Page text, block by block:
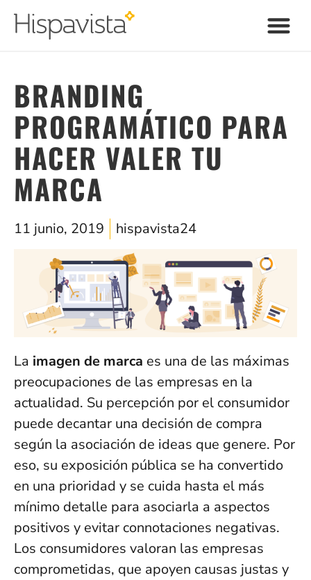
BRANDING
PROGRAMÁTICO PARA
HACER VALER TU
MARCA
11 junio, 2019 hispavista24
La imagen de marca es una de las máximas
preocupaciones de las empresas en la
actualidad. Su percepción por el consumidor
puede decantar una decisión de compra
según la asociación de ideas que genere. Por
eso, su exposición pública se ha convertido
en una prioridad y se cuida hasta el más
mínimo detalle para asociarla a aspectos
positivos y evitar connotaciones negativas.
Los consumidores valoran las empresas
comprometidas, que apoyen causas justas y